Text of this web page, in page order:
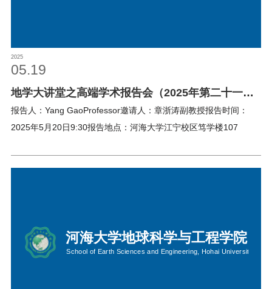
2025
05.19
地学大讲堂之高端学术报告会（2025年第二十一
期）
报告人：Yang GaoProfessor邀请人：章浙涛副教授报告时间：
2025年5月20日9:30报告地点：河海大学江宁校区笃学楼107